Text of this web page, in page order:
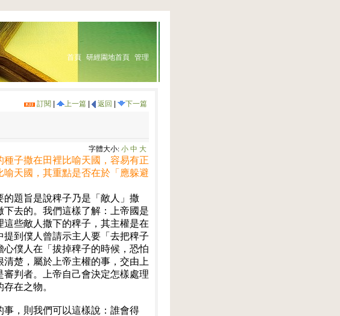
首頁 研經園地首頁 管理
訂閱 上一篇 返回 下一篇
字體大小:小中 大
子撒在田裡比喻天國，容易有正
天國，其重點是否在於「應躲避
題旨是說稗子乃是「敵人」撒
去的。我們這樣了解：上帝國是
些敵人撒下的稗子，其主權是在
提到僕人曾請示主人要「去把稗子
僕人在「拔掉稗子的時候，恐怕
楚，屬於上帝主權的事，交由上
判者。上帝自己會決定怎樣處理
在之物。
，則我們可以這樣說：誰會得